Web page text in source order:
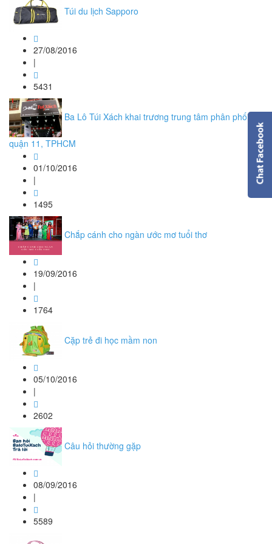
Túi du lịch Sapporo
27/08/2016
|
5431
Ba Lô Túi Xách khai trương trung tâm phân phối tại
quận 11, TPHCM
01/10/2016
|
1495
Chắp cánh cho ngàn ước mơ tuổi thơ
19/09/2016
|
1764
Cặp trẻ đi học mầm non
05/10/2016
|
2602
Câu hỏi thường gặp
08/09/2016
|
5589